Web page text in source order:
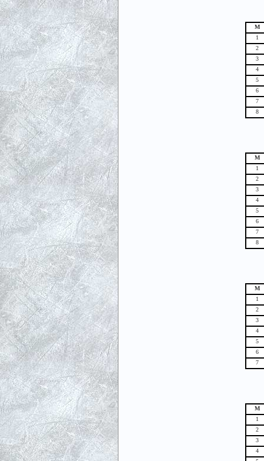
М
1
2
3
4
5
6
7
8
М
1
2
3
4
5
6
7
8
М
1
2
3
4
5
6
7
М
1
2
3
4